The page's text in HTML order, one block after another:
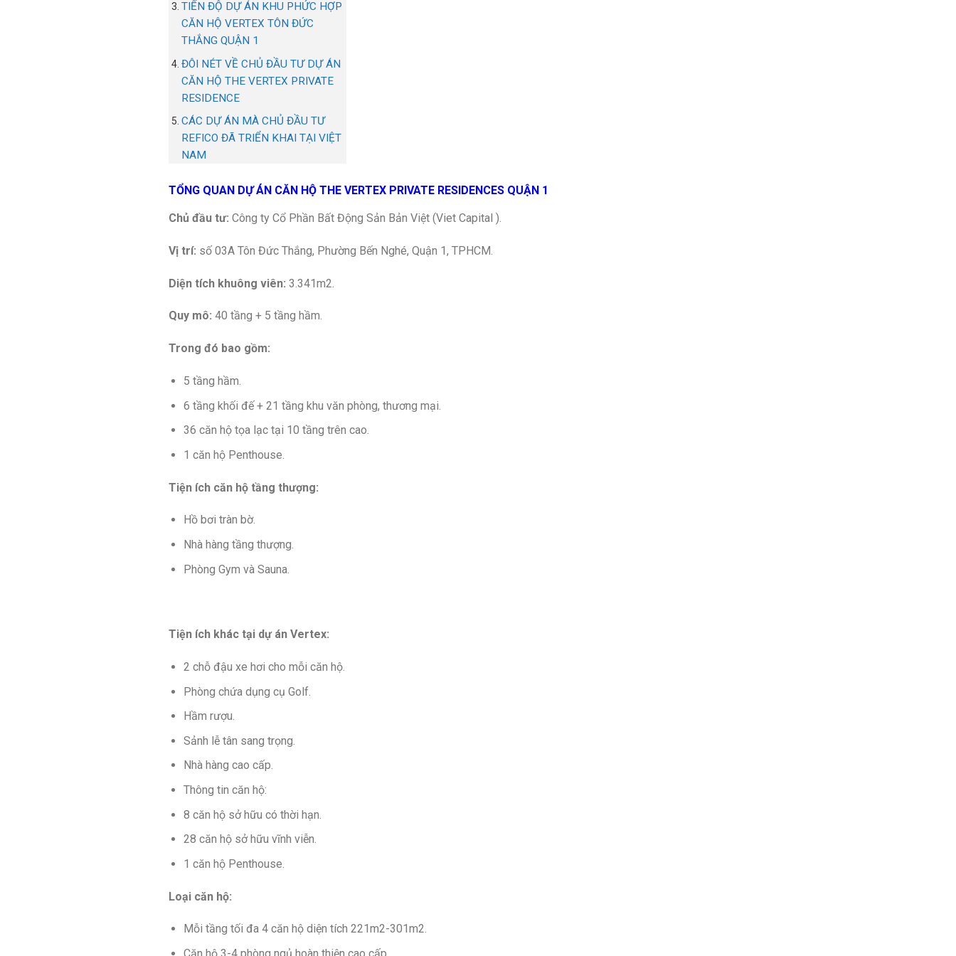
TIẾN ĐỘ DỰ ÁN KHU PHỨC HỢP
CĂN HỘ VERTEX TÔN ĐỨC
THẮNG QUẬN 1
ĐÔI NÉT VỀ CHỦ ĐẦU TƯ DỰ ÁN
CĂN HỘ THE VERTEX PRIVATE
RESIDENCE
CÁC DỰ ÁN MÀ CHỦ ĐẦU TƯ
REFICO ĐÃ TRIỂN KHAI TẠI VIỆT
NAM
TỔNG QUAN DỰ ÁN CĂN HỘ THE VERTEX PRIVATE RESIDENCES QUẬN 1
Chủ đầu tư: Công ty Cổ Phần Bất Động Sản Bản Việt (Viet Capital ).
Vị trí: số 03A Tôn Đức Thắng, Phường Bến Nghé, Quận 1, TPHCM.
Diện tích khuông viên: 3.341m2.
Quy mô: 40 tầng + 5 tầng hầm.
Trong đó bao gồm:
5 tầng hầm.
6 tầng khối đế + 21 tầng khu văn phòng, thương mại.
36 căn hộ tọa lạc tại 10 tầng trên cao.
1 căn hộ Penthouse.
Tiện ích căn hộ tầng thượng:
Hồ bơi tràn bờ.
Nhà hàng tầng thượng.
Phòng Gym và Sauna.
Tiện ích khác tại dự án Vertex:
2 chỗ đậu xe hơi cho mỗi căn hộ.
Phòng chứa dụng cụ Golf.
Hầm rượu.
Sảnh lễ tân sang trọng.
Nhà hàng cao cấp.
Thông tin căn hộ:
8 căn hộ sở hữu có thời hạn.
28 căn hộ sở hữu vĩnh viễn.
1 căn hộ Penthouse.
Loại căn hộ:
Mỗi tầng tối đa 4 căn hộ diện tích 221m2-301m2.